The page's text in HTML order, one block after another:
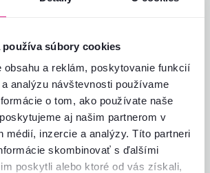
súbory cookies
obsahu a reklám, poskytovanie funkcií
analýzu návštevnosti používame
o tom, ako používate naše
aj našim partnerom v
médií, inzercie a analýzy. Títo partneri
skombinovať s ďalšími
poskytli alebo ktoré od vás získali,
4.2hviezdičky